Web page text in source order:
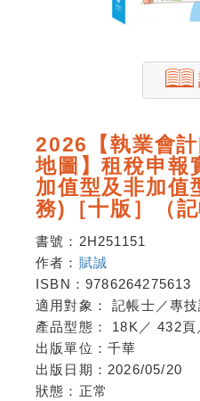
2026【執業會
地圖】租稅申報
加值型及非加值
務)［十版］（記
書號： 2H251151
作者： 賦誠
ISBN： 9786264275613
適用對象：記帳士／專技
產品型態： 18K ／432頁
出版單位： 千華
出版日期： 2026/05/20
狀態： 正常